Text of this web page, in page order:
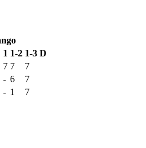
1 1-2 1-3 D
7 7
7
- 6
7
- 1 7